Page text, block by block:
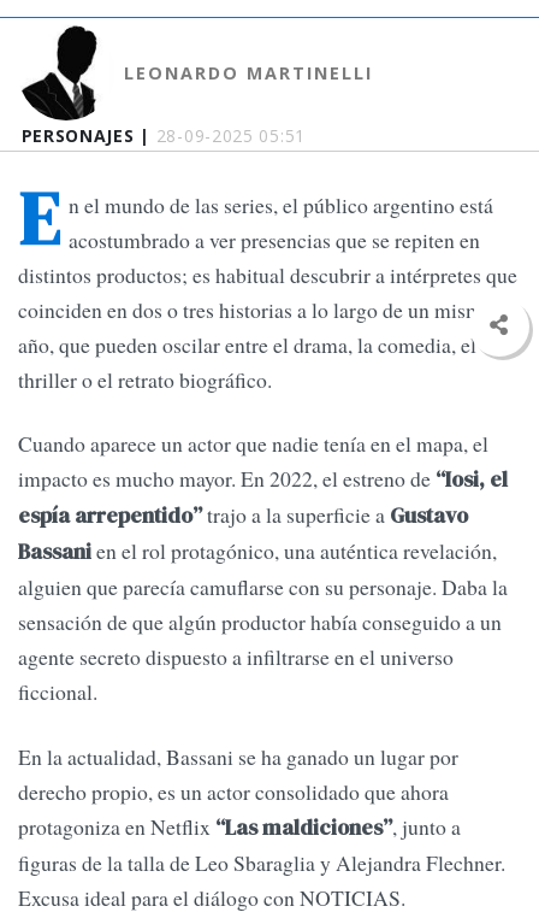
PERSONAJES | 28-09-2025 05:51
LEONARDO MARTINELLI
E n el mundo de las series, el público argentino está
acostumbrado a ver presencias que se repiten en
distintos productos; es habitual descubrir a intérpretes que
coinciden en dos o tres historias a lo largo de un mismo
año, que pueden oscilar entre el drama, la comedia, el
thriller o el retrato biográfico.
Cuando aparece un actor que nadie tenía en el mapa, el
impacto es mucho mayor. En 2022, el estreno de “Iosi, el
espía arrepentido”trajo a la superficie a Gustavo
Bassanien el rol protagónico, una auténtica revelación,
alguien que parecía camuflarse con su personaje. Daba la
sensación de que algún productor había conseguido a un
agente secreto dispuesto a infiltrarse en el universo
ficcional.
En la actualidad, Bassani se ha ganado un lugar por
derecho propio, es un actor consolidado que ahora
protagoniza en Netflix “Las maldiciones”, junto a
figuras de la talla de Leo Sbaraglia y Alejandra Flechner.
Excusa ideal para el diálogo con NOTICIAS.